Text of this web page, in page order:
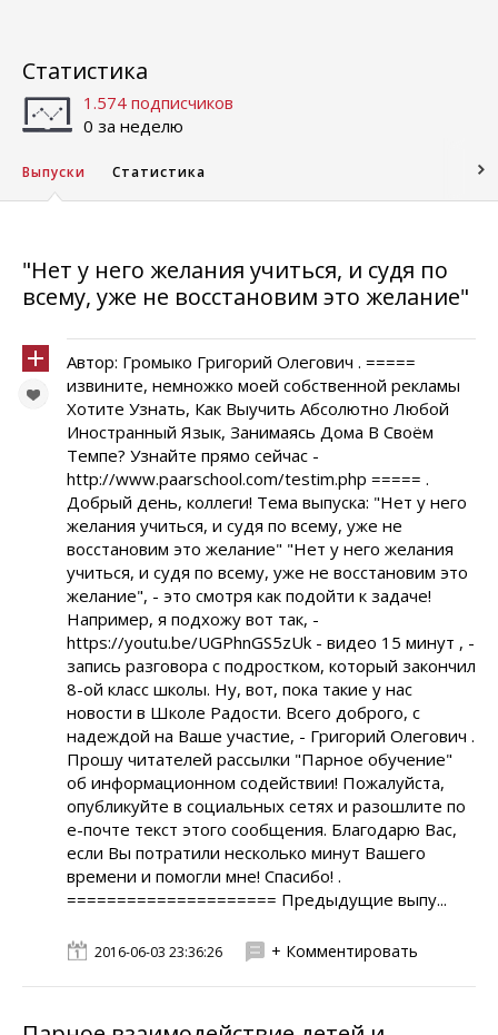
Статистика
1.574 подписчиков
0 за неделю
Выпуски Статистика
"Нет у него желания учиться, и судя по
всему, уже не восстановим это желание"
Автор: Громыко Григорий Олегович . =====
извините, немножко моей собственной рекламы
Хотите Узнать, Как Выучить Абсолютно Любой
Иностранный Язык, Занимаясь Дома В Своём
Темпе? Узнайте прямо сейчас -
http://www.paarschool.com/testim.php ===== .
Добрый день, коллеги! Тема выпуска: "Нет у него
желания учиться, и судя по всему, уже не
восстановим это желание" "Нет у него желания
учиться, и судя по всему, уже не восстановим это
желание", - это смотря как подойти к задаче!
Например, я подхожу вот так, -
https://youtu.be/UGPhnGS5zUk - видео 15 минут , -
запись разговора с подростком, который закончил
8-ой класс школы. Ну, вот, пока такие у нас
новости в Школе Радости. Всего доброго, с
надеждой на Ваше участие, - Григорий Олегович .
Прошу читателей рассылки "Парное обучение"
об информационном содействии! Пожалуйста,
опубликуйте в социальных сетях и разошлите по
е-почте текст этого сообщения. Благодарю Вас,
если Вы потратили несколько минут Вашего
времени и помогли мне! Спасибо! .
===================== Предыдущие выпу...
2016-06-03 23:36:26 + Комментировать